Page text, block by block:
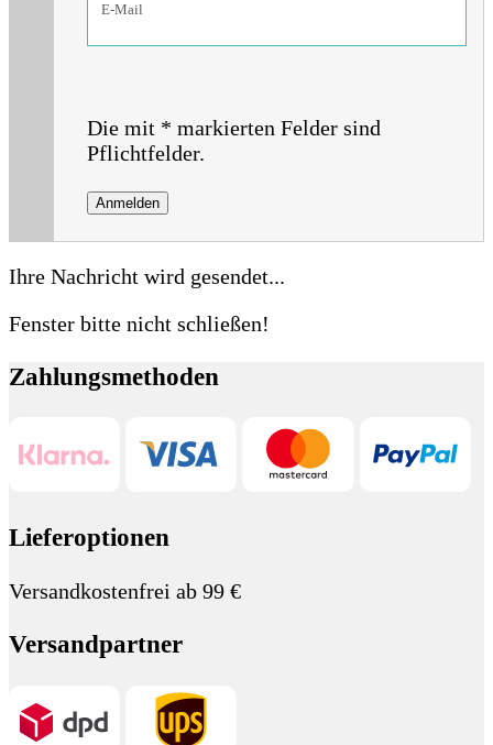
E-Mail
Die mit * markierten Felder sind
Pflichtfelder.
Anmelden
Ihre Nachricht wird gesendet...
Fenster bitte nicht schließen!
Zahlungsmethoden
Lieferoptionen
Versandkostenfrei ab 99 €
Versandpartner